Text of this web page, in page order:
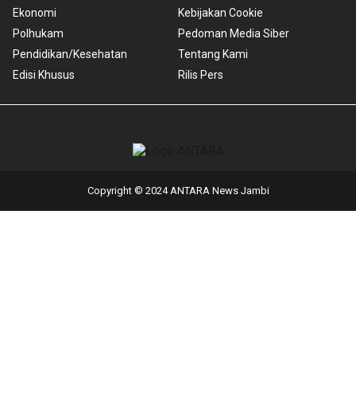
Ekonomi
Polhukam
Pendidikan/Kesehatan
Edisi Khusus
Kebijakan Cookie
Pedoman Media Siber
Tentang Kami
Rilis Pers
Copyright © 2024 ANTARA News Jambi